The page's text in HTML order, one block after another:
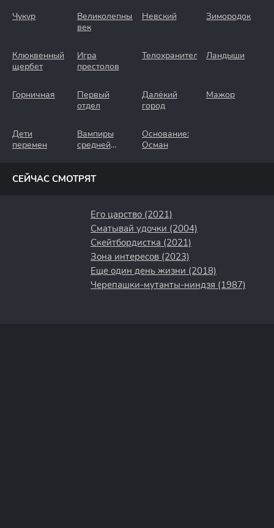
Чукур
Великолепный
век
Невский Зимородок
Клюквенный
щербет
Игра
престолов
Телохранители Ландыши
Горничная
Первый
отдел
Далёкий
город
Мажор
Дети
перемен
Вампиры
средней
Основание:
Осман
СЕЙЧАС СМОТРЯТ
Его царство (2021)
Сматывай удочки (2004)
Скейтбордистка (2021)
Зона интересов (2023)
Еще один день жизни (2018)
Черепашки-мутанты-ниндзя (1987)